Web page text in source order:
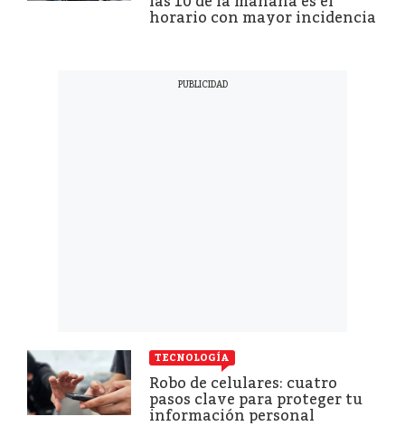
horario con mayor incidencia
TECNOLOGÍA
Robo de celulares: cuatro
pasos clave para proteger tu
información personal